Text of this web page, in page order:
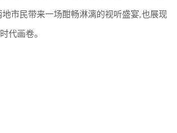
市民带来一场酣畅淋漓的视听盛宴,也展现
代画卷。